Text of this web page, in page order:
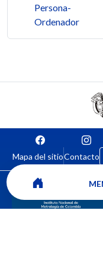
Persona-
Ordenador
Mapa del sitioContacto